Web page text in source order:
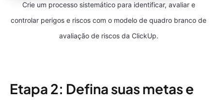
Crie um processo sistemático para identificar, avaliar e
controlar perigos e riscos com o modelo de quadro branco de
avaliação de riscos da ClickUp.
Etapa 2: Defina suas metas e